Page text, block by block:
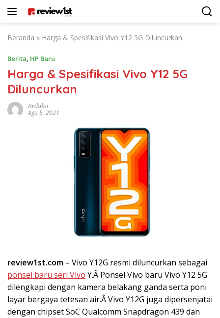
Beranda » Harga & Spesifikasi Vivo Y12 5G Diluncurkan
Berita, HP Baru
Harga & Spesifikasi Vivo Y12 5G
Diluncurkan
Redaksi
Agu 5, 2021
review1st.com – Vivo Y12G resmi diluncurkan sebagai
ponsel baru seri Vivo Y.Â Ponsel Vivo baru Vivo Y12 5G
dilengkapi dengan kamera belakang ganda serta poni
layar bergaya tetesan air.Â Vivo Y12G juga dipersenjatai
dengan chipset SoC Qualcomm Snapdragon 439 dan